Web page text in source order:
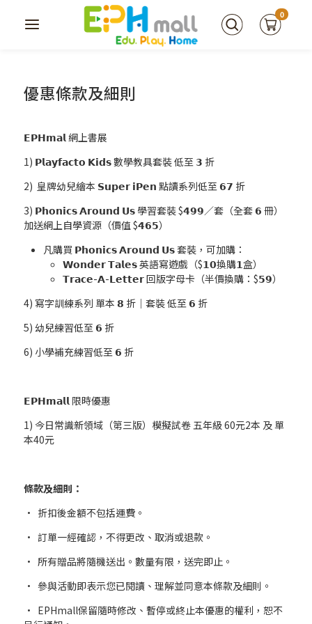
0
優惠條款及細則
𝗘𝗣𝗛𝗺𝗮𝗹網上書展
1) 𝗣𝗹𝗮𝘆𝗳𝗮𝗰𝘁𝗼 𝗞𝗶𝗱𝘀 數學教具套裝 低至 𝟯 折
2) 皇牌幼兒繪本 𝗦𝘂𝗽𝗲𝗿 𝗶𝗣𝗲𝗻 點讀系列低至 𝟲𝟳 折
3) 𝗣𝗵𝗼𝗻𝗶𝗰𝘀 𝗔𝗿𝗼𝘂𝗻𝗱 𝗨𝘀 學習套裝$𝟰𝟵𝟵／套（全套 𝟲 冊）
加送網上自學資源（價值 $𝟰𝟲𝟱）
凡購買 𝗣𝗵𝗼𝗻𝗶𝗰𝘀 𝗔𝗿𝗼𝘂𝗻𝗱 𝗨𝘀 套裝，可加購：
𝗪𝗼𝗻𝗱𝗲𝗿 𝗧𝗮𝗹𝗲𝘀 英語寫遊戲（$𝟭𝟬換購𝟭盒）
𝗧𝗿𝗮𝗰𝗲-𝗔-𝗟𝗲𝘁𝘁𝗲𝗿 回版字母卡（半價換購：$𝟱𝟵）
4) 寫字訓練系列 單本 𝟴 折｜套裝 低至 𝟲 折
5) 幼兒練習低至 𝟲 折
6) 小學補充練習低至 𝟲 折
𝗘𝗣𝗛𝗺𝗮𝗹𝗹 限時優惠
1) 今日常識新領域（第三版）模擬試卷 五年級 60元2本 及 單
本40元
條款及細則：
• 折扣後金額不包括運費。
• 訂單一經確認，不得更改、取消或退款。
• 所有贈品將隨機送出。數量有限，送完即止。
• 參與活動即表示您已閱讀、理解並同意本條款及細則。
• EPHmall保留隨時修改、暫停或終止本優惠的權利，恕不